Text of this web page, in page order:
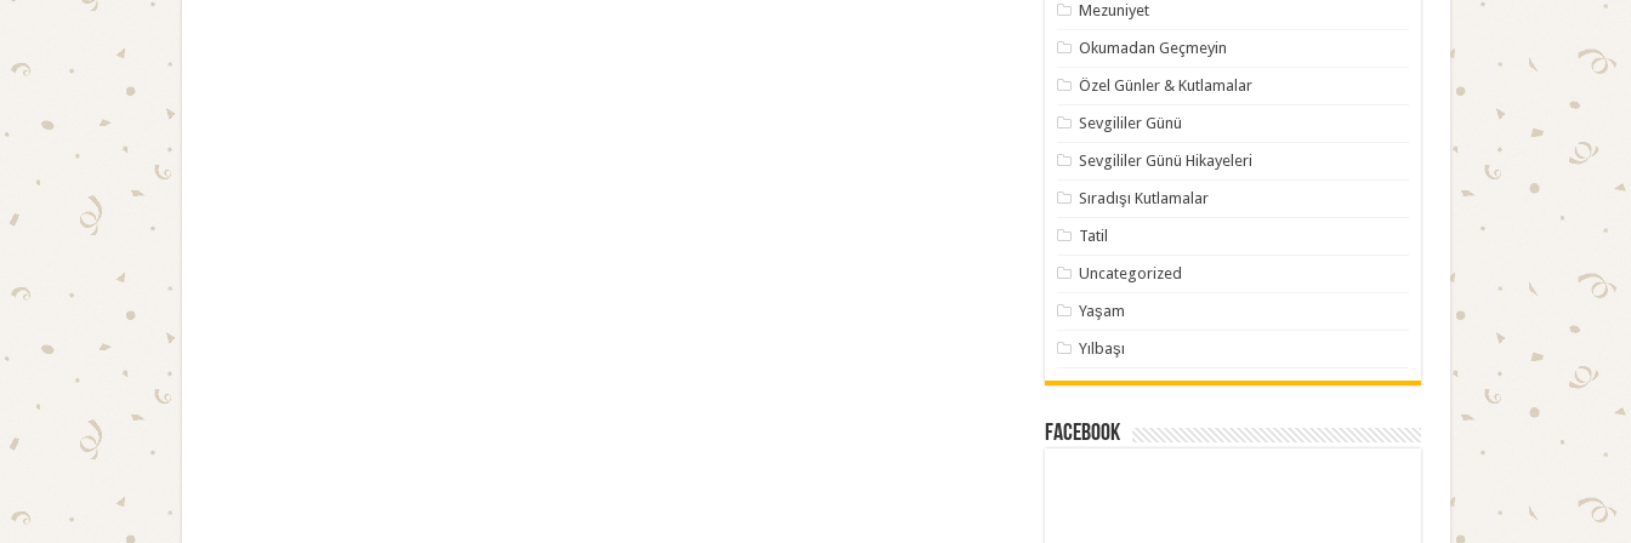
Mezuniyet
Okumadan Geçmeyin
Özel Günler & Kutlamalar
Sevgililer Günü
Sevgililer Günü Hikayeleri
Sıradışı Kutlamalar
Tatil
Uncategorized
Yaşam
Yılbaşı
Facebook